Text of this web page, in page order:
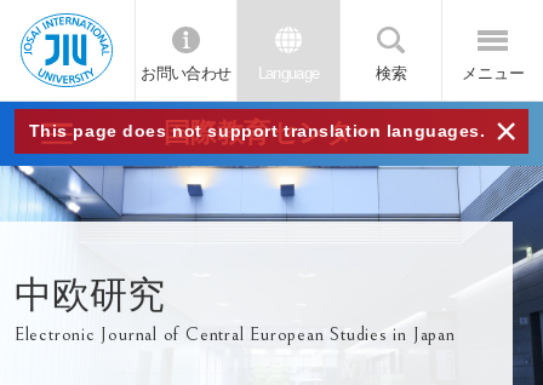
JIU
城西
大学
お問い合わせ Language 検索 メニュー
This page does not support translation languages. ×
国際教育センター
中欧研究
Electronic Journal of Central European Studies in Japan